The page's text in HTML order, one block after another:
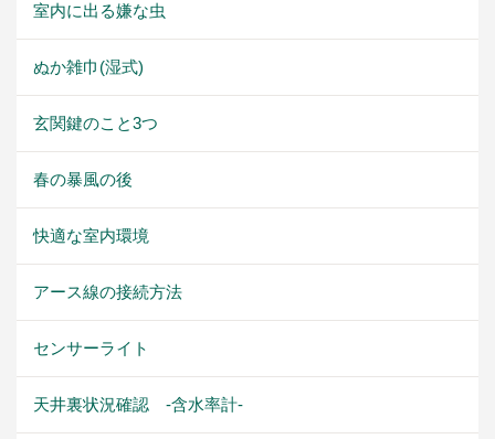
室内に出る嫌な虫
ぬか雑巾(湿式)
玄関鍵のこと3つ
春の暴風の後
快適な室内環境
アース線の接続方法
センサーライト
天井裏状況確認 -含水率計-